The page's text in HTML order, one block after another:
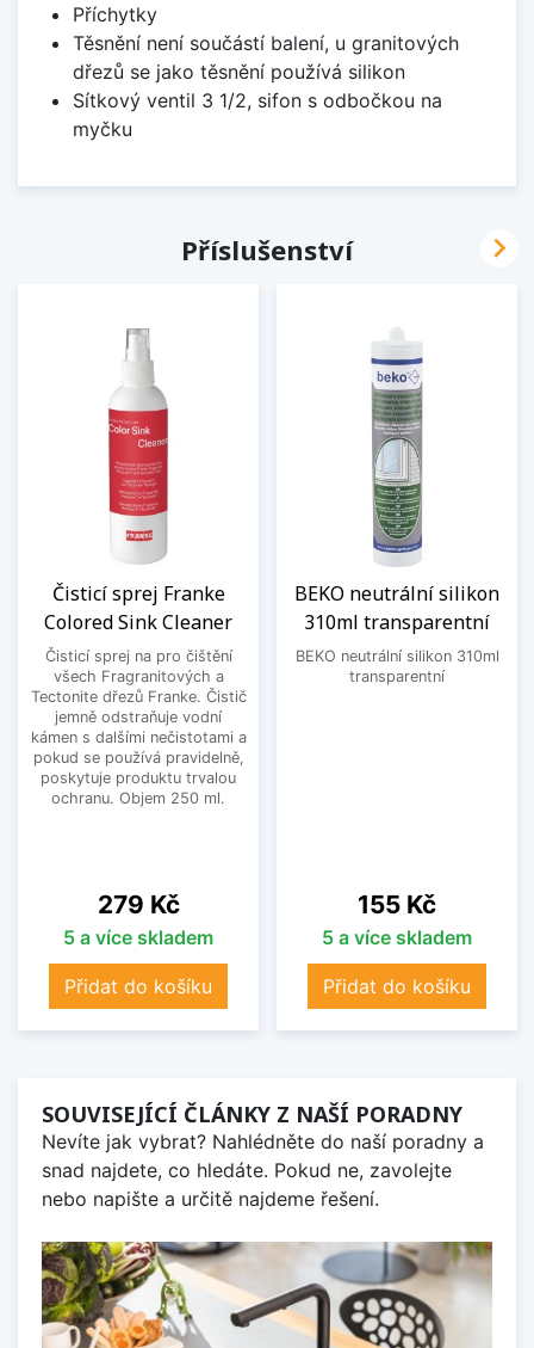
Příchytky
Těsnění není součástí balení, u granitových
dřezů se jako těsnění používá silikon
Sítkový ventil 3 1/2, sifon s odbočkou na
myčku
Příslušenství
Čisticí sprej Franke
Colored Sink Cleaner
Čisticí sprej na pro čištění
všech Fragranitových a
Tectonite dřezů Franke. Čistič
jemně odstraňuje vodní
kámen s dalšími nečistotami a
pokud se používá pravidelně,
poskytuje produktu trvalou
ochranu. Objem 250 ml.
Cena
279 Kč
5 a více skladem
Přidat do košíku
BEKO neutrální silikon
310ml transparentní
BEKO neutrální silikon 310ml
transparentní
Cena
155 Kč
5 a více skladem
Přidat do košíku

SOUVISEJÍCÍ ČLÁNKY Z NAŠÍ PORADNY
Nevíte jak vybrat? Nahlédněte do naší poradny a
snad najdete, co hledáte. Pokud ne, zavolejte
nebo napište a určitě najdeme řešení.